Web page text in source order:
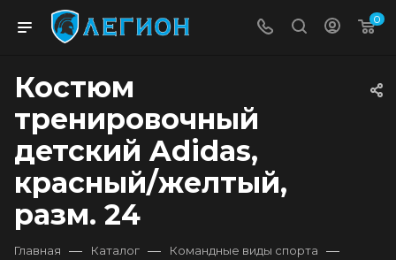
0
Костюм
тренировочный
детский Adidas,
красный/желтый,
разм. 24
Главная — Каталог — Командные виды спорта —